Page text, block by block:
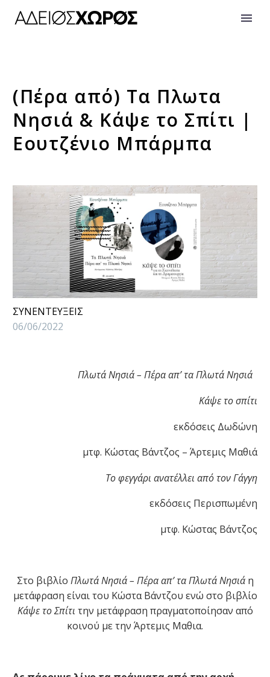
(Πέρα από) Τα Πλωτα
Νησιά & Κάψε το Σπίτι |
Eουτζένιο Μπάρμπα
ΣΥΝΕΝΤΕΥΞΕΙΣ
06/06/2022
Πλωτά Νησιά – Πέρα απ’ τα Πλωτά Νησιά
Κάψε το σπίτι
εκδόσεις Δωδώνη
μτφ. Κώστας Βάντζος – Άρτεμις Μαθιά
Το φεγγάρι ανατέλλει από τον Γάγγη
εκδόσεις Περισπωμένη
μτφ. Κώστας Βάντζος
Στο βιβλίο Πλωτά Νησιά – Πέρα απ’ τα Πλωτά Νησιάη
μετάφραση είναι του Κώστα Βάντζου ενώ στο βιβλίο
Κάψε το Σπίτι την μετάφραση πραγματοποίησαν από
κοινού με την Άρτεμις Μαθια.